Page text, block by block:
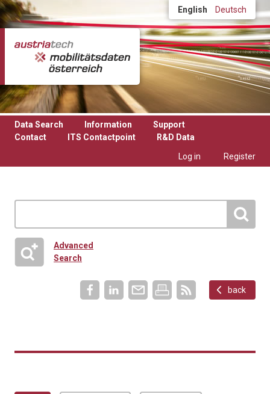
Skip to main content English Deutsch
Data Search Information
Support
Contact
ITS Contactpoint
R&D Data
Log in
Register
Advanced
Search
back